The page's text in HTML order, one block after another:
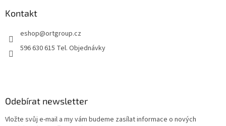
Kontakt
eshop@ortgroup.cz
596 630 615 Tel. Objednávky
Odebírat newsletter
Vložte svůj e-mail a my vám budeme zasílat informace o nových